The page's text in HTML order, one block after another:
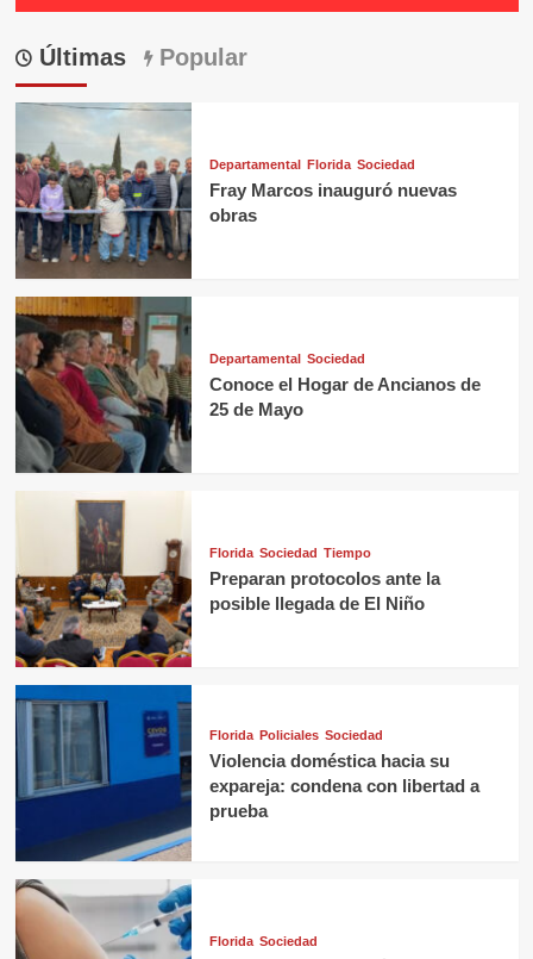
Últimas Popular
Departamental Florida Sociedad
Fray Marcos inauguró nuevas
obras
Departamental Sociedad
Conoce el Hogar de Ancianos de
25 de Mayo
Florida Sociedad Tiempo
Preparan protocolos ante la
posible llegada de El Niño
Florida Policiales Sociedad
Violencia doméstica hacia su
expareja: condena con libertad a
prueba
Florida Sociedad